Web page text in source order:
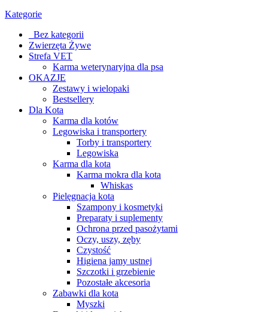
Kategorie
_Bez kategorii
Zwierzęta Żywe
Strefa VET
Karma weterynaryjna dla psa
OKAZJE
Zestawy i wielopaki
Bestsellery
Dla Kota
Karma dla kotów
Legowiska i transportery
Torby i transportery
Legowiska
Karma dla kota
Karma mokra dla kota
Whiskas
Pielęgnacja kota
Szampony i kosmetyki
Preparaty i suplementy
Ochrona przed pasożytami
Oczy, uszy, zęby
Czystość
Higiena jamy ustnej
Szczotki i grzebienie
Pozostałe akcesoria
Zabawki dla kota
Myszki